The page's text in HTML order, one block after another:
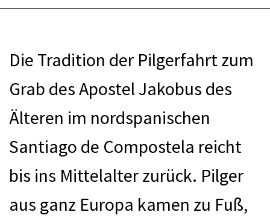
Die Tradition der Pilgerfahrt zum
Grab des Apostel Jakobus des
Älteren im nordspanischen
Santiago de Compostela reicht
bis ins Mittelalter zurück. Pilger
aus ganz Europa kamen zu Fuß,